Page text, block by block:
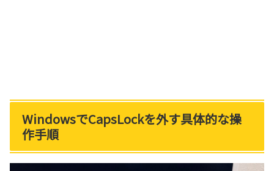
WindowsでCapsLockを外す具体的な操
作手順